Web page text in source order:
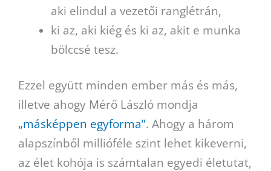
aki elindul a vezetői ranglétrán,
ki az, aki kiég és ki az, akit e munka
bölccsé tesz.
Ezzel együtt minden ember más és más,
illetve ahogy Mérő László mondja
„másképpen egyforma”. Ahogy a három
alapszínből millióféle szint lehet kikeverni,
az élet kohója is számtalan egyedi életutat,